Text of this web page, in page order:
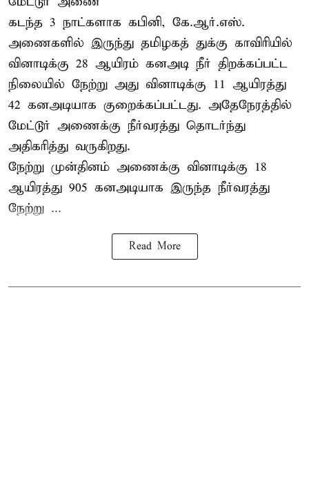
கடந்த 3 நாட்களாக கபினி, கே.ஆர்.எஸ்.
அணைகளில் இருந்து தமிழகத் துக்கு காவிரியில்
வினாடிக்கு 28 ஆயிரம் கனஅடி நீர் திறக்கப்பட்ட
நிலையில் நேற்று அது வினாடிக்கு 11 ஆயிரத்து
42 கனஅடியாக குறைக்கப்பட்டது. அதேநேரத்தில்
மேட்டூர் அணைக்கு நீர்வரத்து தொடர்ந்து
அதிகரித்து வருகிறது.
நேற்று முன்தினம் அணைக்கு வினாடிக்கு 18
ஆயிரத்து 905 கனஅடியாக இருந்த நீர்வரத்து
நேற்று ...
Read More